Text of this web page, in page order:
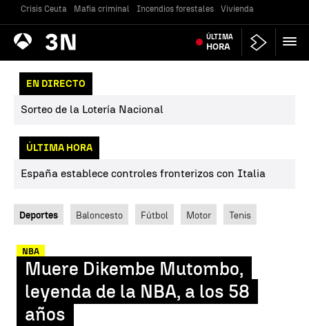
Crisis Ceuta Mafia criminal Incendios forestales Vivienda
Antena
3 Noticias ÚLTIMA
HORA
EN DIRECTO
Sorteo de la Lotería Nacional
ÚLTIMA HORA
España establece controles fronterizos con Italia
Deportes Baloncesto Fútbol Motor Tenis
NBA
Muere Dikembe Mutombo,
leyenda de la NBA, a los 58
años